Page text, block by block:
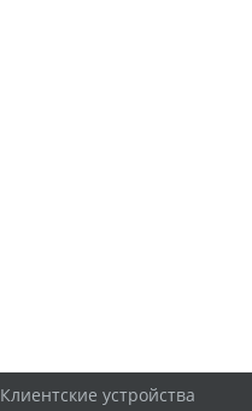
Клиентские устройства